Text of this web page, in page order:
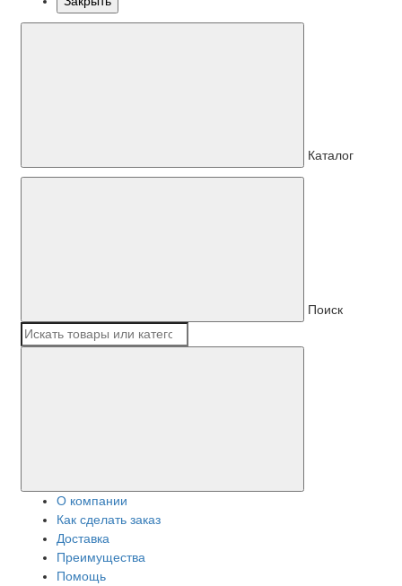
Каталог
Поиск
О компании
Как сделать заказ
Доставка
Преимущества
Помощь